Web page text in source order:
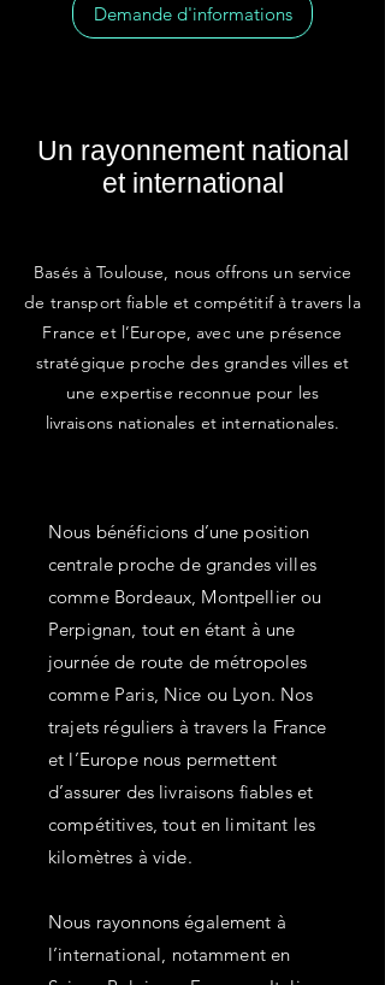
Demande d'informations
Un rayonnement national
et international
Basés à Toulouse, nous offrons un service
de transport fiable et compétitif à travers la
France et l’Europe, avec une présence
stratégique proche des grandes villes et
une expertise reconnue pour les
livraisons nationales et internationales.
Nous bénéficions d’une position
centrale proche de grandes villes
comme Bordeaux, Montpellier ou
Perpignan, tout en étant à une
journée de route de métropoles
comme Paris, Nice ou Lyon. Nos
trajets réguliers à travers la France
et l’Europe nous permettent
d’assurer des livraisons fiables et
compétitives, tout en limitant les
kilomètres à vide.
Nous rayonnons également à
l’international, notamment en